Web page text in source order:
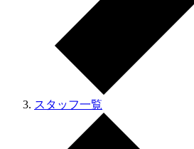
スタッフ一覧